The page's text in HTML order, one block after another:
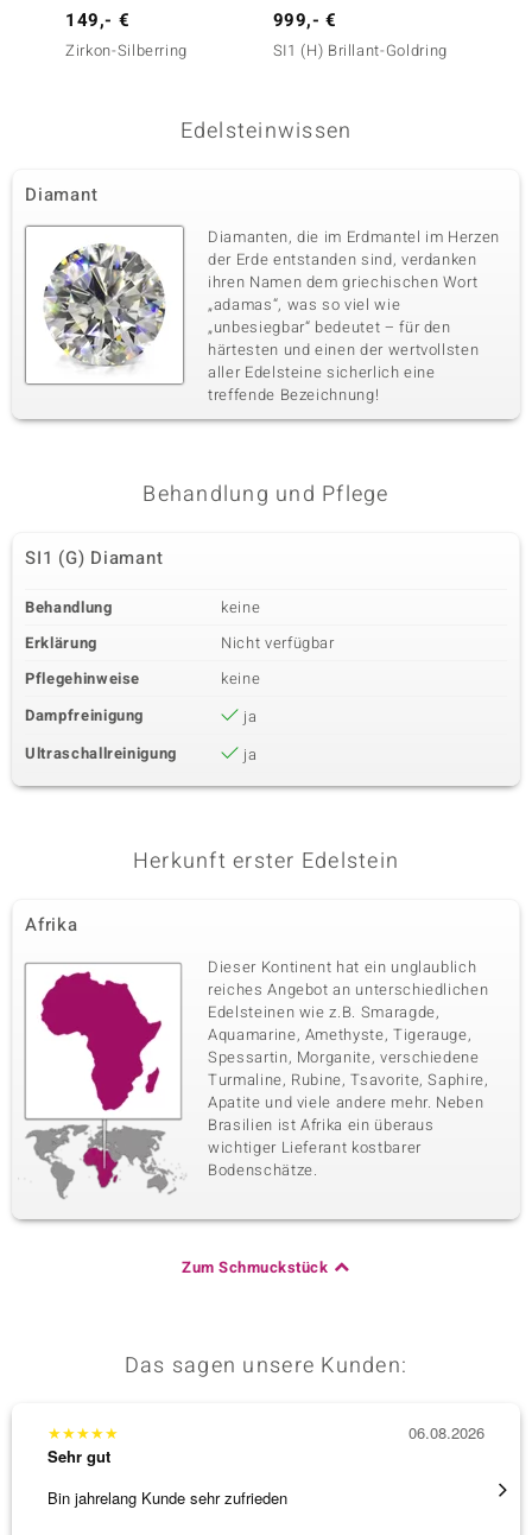
Karatgewicht Summe
0,116 ct
Schliff
Runder Brillantschliff
149,- €
Zirkon-Silberring
999,- €
SI1 (H) Brillant-Goldring
Edelsteinwissen
Diamant
Diamanten, die im Erdmantel im Herzen
der Erde entstanden sind, verdanken
ihren Namen dem griechischen Wort
„adamas“, was so viel wie
„unbesiegbar“ bedeutet – für den
härtesten und einen der wertvollsten
aller Edelsteine sicherlich eine
treffende Bezeichnung!
Behandlung und Pflege
SI1 (G) Diamant
Behandlung
keine
Erklärung
Nicht verfügbar
Pflegehinweise
keine
Dampfreinigung
ja
Ultraschallreinigung
ja
Herkunft erster Edelstein
Afrika
Dieser Kontinent hat ein unglaublich
reiches Angebot an unterschiedlichen
Edelsteinen wie z.B. Smaragde,
Aquamarine, Amethyste, Tigerauge,
Spessartin, Morganite, verschiedene
Turmaline, Rubine, Tsavorite, Saphire,
Apatite und viele andere mehr. Neben
Brasilien ist Afrika ein überaus
wichtiger Lieferant kostbarer
Bodenschätze.
Zum Schmuckstück
Das sagen unsere Kunden:
★★★★★
Sehr gut
Bin jahrelang Kunde sehr zufrieden
06.08.2026